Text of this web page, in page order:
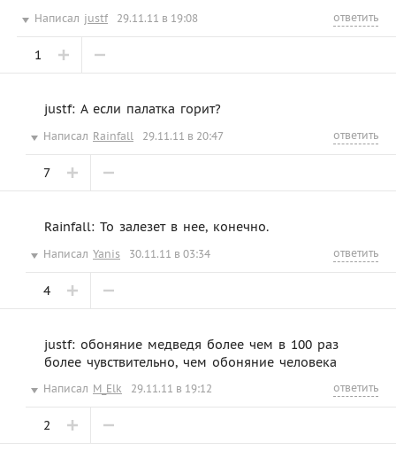
Написал justf 29.11.11 в 19:08 ответить
1
justf: А если палатка горит?
Написал Rainfall 29.11.11 в 20:47 ответить
7
Rainfall: То залезет в нее, конечно.
Написал Yanis 30.11.11 в 03:34 ответить
4
justf: обоняние медведя более чем в 100 раз
более чувствительно, чем обоняние человека
Написал M_Elk 29.11.11 в 19:12 ответить
2